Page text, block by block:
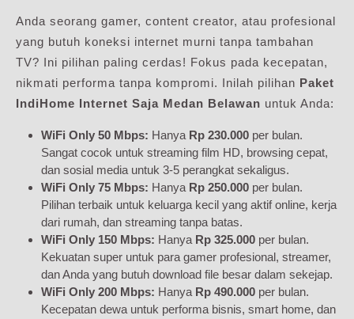
Anda seorang gamer, content creator, atau profesional
yang butuh koneksi internet murni tanpa tambahan
TV? Ini pilihan paling cerdas! Fokus pada kecepatan,
nikmati performa tanpa kompromi. Inilah pilihan Paket
IndiHome Internet Saja Medan Belawan untuk Anda:
WiFi Only 50 Mbps: Hanya Rp 230.000 per bulan.
Sangat cocok untuk streaming film HD, browsing cepat,
dan sosial media untuk 3-5 perangkat sekaligus.
WiFi Only 75 Mbps: Hanya Rp 250.000 per bulan.
Pilihan terbaik untuk keluarga kecil yang aktif online, kerja
dari rumah, dan streaming tanpa batas.
WiFi Only 150 Mbps: Hanya Rp 325.000 per bulan.
Kekuatan super untuk para gamer profesional, streamer,
dan Anda yang butuh download file besar dalam sekejap.
WiFi Only 200 Mbps: Hanya Rp 490.000 per bulan.
Kecepatan dewa untuk performa bisnis, smart home, dan